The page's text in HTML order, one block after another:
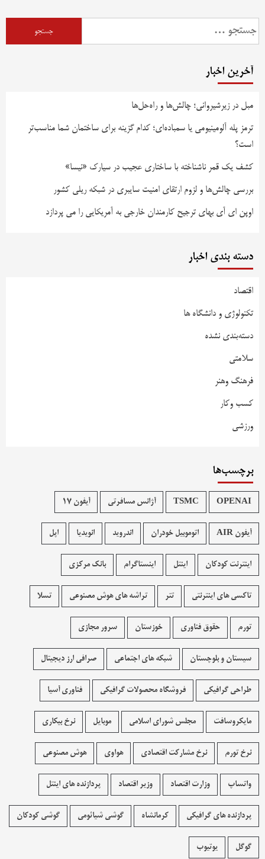
آخرین اخبار
مبل در زیرشیروانی؛ چالش‌ها و راه‌حل‌ها
ترمز پله آلومینیومی یا سمباده‌ای؛ کدام گزینه برای ساختمان شما مناسب‌تر
است؟
کشف یک قمر ناشناخته با ساختاری عجیب در سیارک «نیسا»
بررسی چالش‌ها و لزوم ارتقای امنیت سایبری در شبکه ریلی کشور
اوپن ای آی بهای ترجیح کارمندان خارجی به آمریکایی را می پردازد
دسته بندی اخبار
اقتصاد
تکنولوژی و دانشگاه ها
دسته‌بندی نشده
سلامتی
فرهنگ وهنر
کسب وکار
ورزشی
برچسب‌ها
OPENAI
TSMC آژانس مسافرتی آیفون 17
آیفون AIR اتوموبیل خودران اندروید انویدیا اپل
اینترنت کودکان اینتل اینستاگرام بانک مرکزی
تاکسی های اینترنتی تتر تراشه های هوش مصنوعی تسلا
تورم حقوق فناوری خوزستان سرور مجازی
سیستان و بلوچستان شبکه های اجتماعی صرافی ارز دیجیتال
طراحی گرافیکی فروشگاه محصولات گرافيکی فناوری آسیا
مایکروسافت مجلس شورای اسلامی موبایل نرخ بیکاری
نرخ تورم نرخ مشارکت اقتصادی هواوی هوش مصنوعی
واتساپ وزارت اقتصاد وزیر اقتصاد پردازنده های اینتل
پردازنده های گرافیکی کرمانشاه گوشی شیائومی گوشی کودکان
گوگل یوتیوب